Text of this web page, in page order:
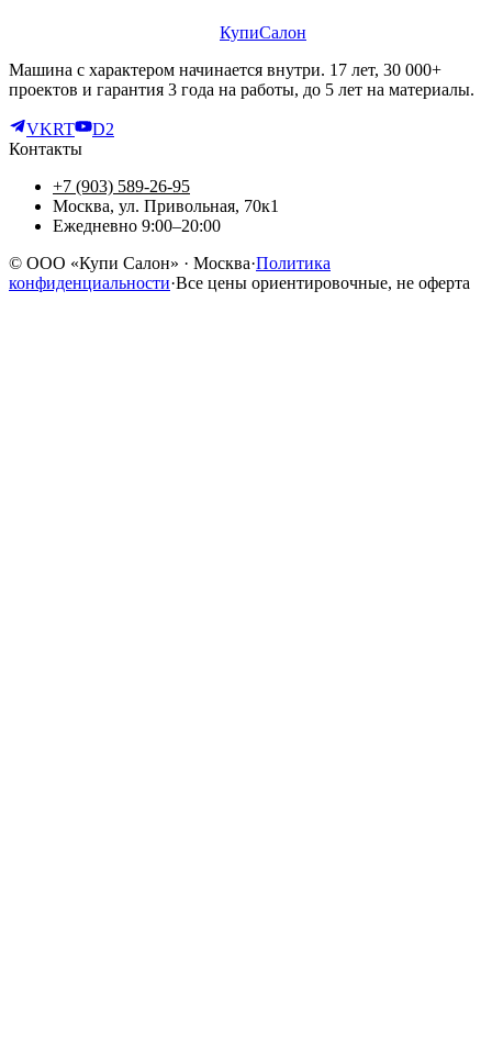
КупиСалон
Машина с характером начинается внутри. 17 лет, 30 000+
проектов и гарантия 3 года на работы, до 5 лет на материалы.
VKRT
D2
Контакты
+7 (903) 589-26-95
Москва, ул. Привольная, 70к1
Ежедневно 9:00–20:00
© ООО «Купи Салон» · Москва·Политика
конфиденциальности·Все цены ориентировочные, не оферта